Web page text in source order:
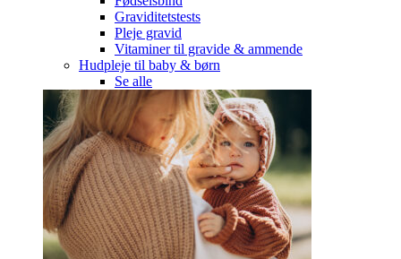
Graviditetstests
Pleje gravid
Vitaminer til gravide & ammende
Hudpleje til baby & børn
Se alle